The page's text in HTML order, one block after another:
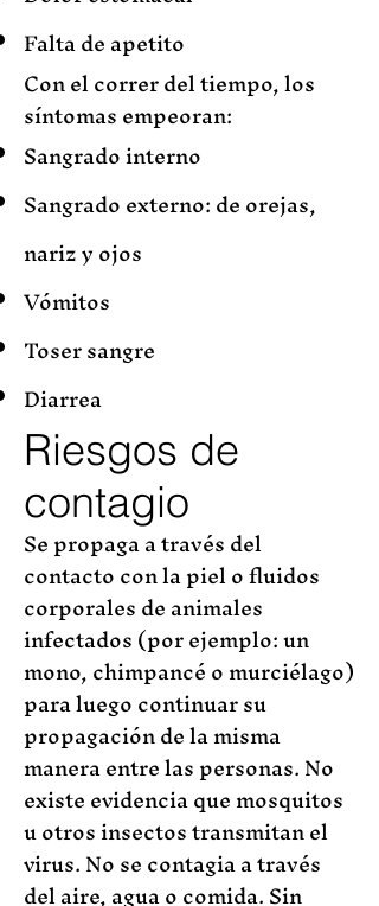
Falta de apetito
Con el correr del tiempo, los
síntomas empeoran:
Sangrado interno
Sangrado externo: de orejas,
nariz y ojos
Vómitos
Toser sangre
Diarrea
Riesgos de
contagio
Se propaga a través del
contacto con la piel o fluidos
corporales de animales
infectados (por ejemplo: un
mono, chimpancé o murciélago)
para luego continuar su
propagación de la misma
manera entre las personas. No
existe evidencia que mosquitos
u otros insectos transmitan el
virus. No se contagia a través
del aire, agua o comida. Sin